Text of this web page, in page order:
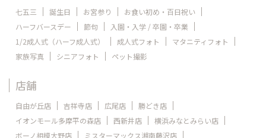
七五三 誕生日 お宮参り
お食い初め・百日祝い
ハーフバースデー
節句
入園・入学 / 卒園・卒業
1/2成人式（ハーフ成人式）
成人式フォト
マタニティフォト
家族写真
シニアフォト ペット撮影
店舗
自由が丘店 吉祥寺店 広尾店
勝どき店
イオンモール多摩平の森店
西新井店
横浜みなとみらい店
ボーノ相模大野店
ミスターマックス湘南藤沢店